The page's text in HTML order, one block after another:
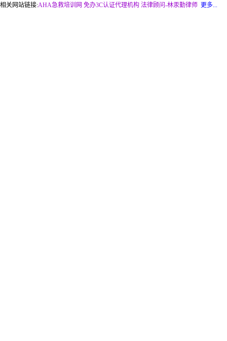
相关网站链接:AHA急救培训网 免办3C认证代理机构 法律顾问-林汞勤律师 更多...